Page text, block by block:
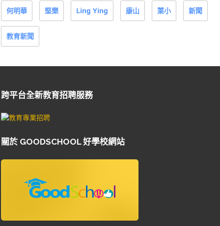
何明華 堅樂 Ling Ying 康山 葉小 新聞
教育新聞
跨平台全新教育招聘服務
關於 GOODSCHOOL 好學校網站